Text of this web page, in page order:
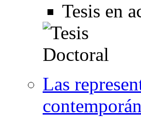
Tesis en
Las